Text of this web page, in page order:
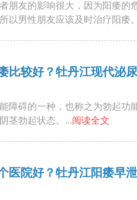
朋友的影响很大，因为阳痿的
以男性朋友应该及时治疗阳痿
比较好？牡丹江现代泌
障碍的一种，也称之为勃起功
茎勃起状态。...阅读全文
医院好？牡丹江阳痿早